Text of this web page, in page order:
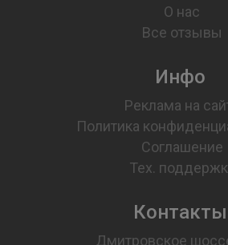
О нас
Все отзывы
Инфо
Реклама на
Политика
Соглашение
Тех.
Контакты
Дмитровское